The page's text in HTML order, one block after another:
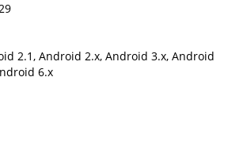
2.1, Android 2.x, Android 3.x, Android
6.x